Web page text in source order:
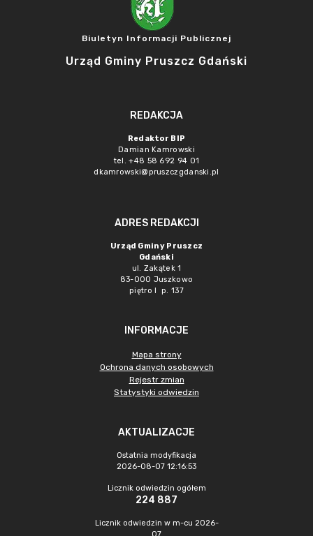
Biuletyn Informacji Publicznej
Urząd Gminy Pruszcz Gdański
REDAKCJA
Redaktor BIP
Damian Kamrowski
tel. +48 58 692 94 01
dkamrowski@pruszczgdanski.pl
ADRES REDAKCJI
Urząd Gminy Pruszcz
Gdański
ul. Zakątek 1
83-000 Juszkowo
piętro I p. 137
INFORMACJE
Mapa strony
Ochrona danych osobowych
Rejestr zmian
Statystyki odwiedzin
AKTUALIZACJE
Ostatnia modyfikacja
2026-08-07 12:16:53
Licznik odwiedzin ogółem
224 887
Licznik odwiedzin w m-cu 2026-